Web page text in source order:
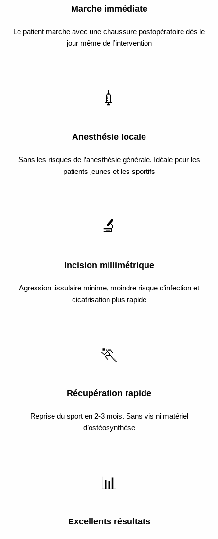
Marche immédiate
Le patient marche avec une chaussure postopératoire dès le
jour même de l’intervention
💉
Anesthésie locale
Sans les risques de l’anesthésie générale. Idéale pour les
patients jeunes et les sportifs
🔬
Incision millimétrique
Agression tissulaire minime, moindre risque d’infection et
cicatrisation plus rapide
🏃
Récupération rapide
Reprise du sport en 2-3 mois. Sans vis ni matériel
d’ostéosynthèse
📊
Excellents résultats